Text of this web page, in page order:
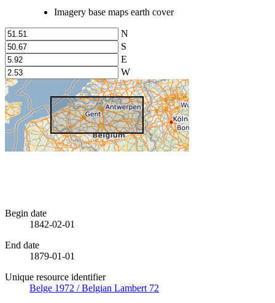
Imagery base maps earth cover
N
S
E
W
Begin date
1842-02-01
End date
1879-01-01
Unique resource identifier
Belge 1972 / Belgian Lambert 72